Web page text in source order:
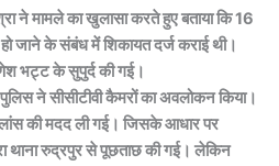
ने मामले का खुलासा करते हुए बताया कि 16
जाने के संबंध में शिकायत दर्ज कराई थी।
भट्ट के सुपुर्द की गई।
ने सीसीटीवी कैमरों का अवलोकन किया।
की मदद ली गई। जिसके आधार पर
थाना रुद्रपुर से पूछताछ की गई। लेकिन